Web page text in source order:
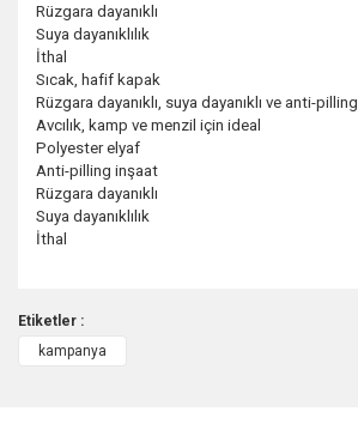
Rüzgara dayanıklı
Suya dayanıklılık
İthal
Sıcak, hafif kapak
Rüzgara dayanıklı, suya dayanıklı ve anti-pilling
Avcılık, kamp ve menzil için ideal
Polyester elyaf
Anti-pilling inşaat
Rüzgara dayanıklı
Suya dayanıklılık
İthal
Etiketler :
kampanya